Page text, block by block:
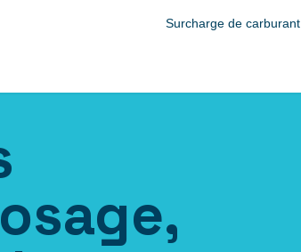
Surcharge de carburant